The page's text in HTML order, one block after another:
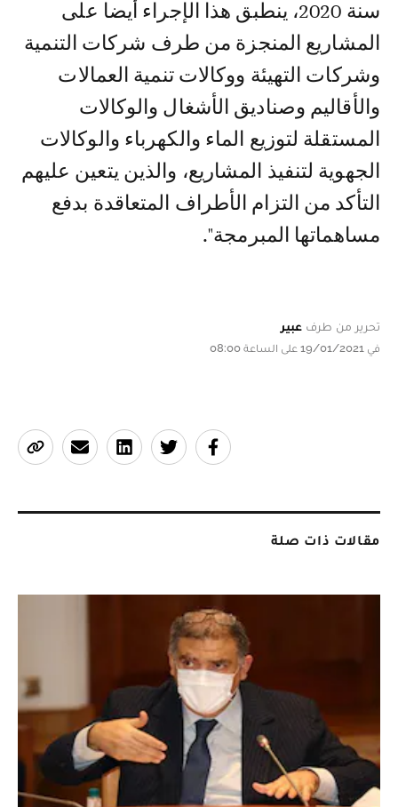
سنة 2020، ينطبق هذا الإجراء أيضا على
المشاريع المنجزة من طرف شركات التنمية
وشركات التهيئة ووكالات تنمية العمالات
والأقاليم وصناديق الأشغال والوكالات
المستقلة لتوزيع الماء والكهرباء والوكالات
الجهوية لتنفيذ المشاريع، والذين يتعين عليهم
التأكد من التزام الأطراف المتعاقدة بدفع
مساهماتها المبرمجة".
تحرير من طرف عبير
في 19/01/2021 على الساعة 08:00
مقالات ذات صلة